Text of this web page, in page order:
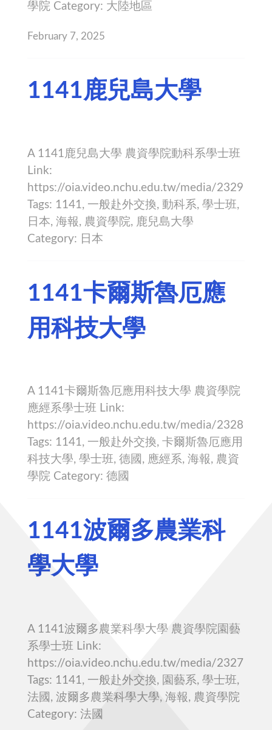
學院 Category: 大陸地區
February 7, 2025
1141鹿兒島大學
A 1141鹿兒島大學 農資學院動科系學士班
Link:
https://oia.video.nchu.edu.tw/media/2329
Tags: 1141, 一般赴外交換, 動科系, 學士班,
日本, 海報, 農資學院, 鹿兒島大學
Category: 日本
1141卡爾斯魯厄應
用科技大學
A 1141卡爾斯魯厄應用科技大學 農資學院
應經系學士班 Link:
https://oia.video.nchu.edu.tw/media/2328
Tags: 1141, 一般赴外交換, 卡爾斯魯厄應用
科技大學, 學士班, 德國, 應經系, 海報, 農資
學院 Category: 德國
1141波爾多農業科
學大學
A 1141波爾多農業科學大學 農資學院園藝
系學士班 Link:
https://oia.video.nchu.edu.tw/media/2327
Tags: 1141, 一般赴外交換, 園藝系, 學士班,
法國, 波爾多農業科學大學, 海報, 農資學院
Category: 法國